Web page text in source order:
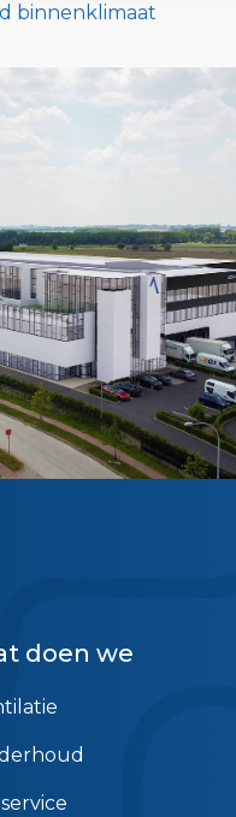
binnenklimaat
doen we